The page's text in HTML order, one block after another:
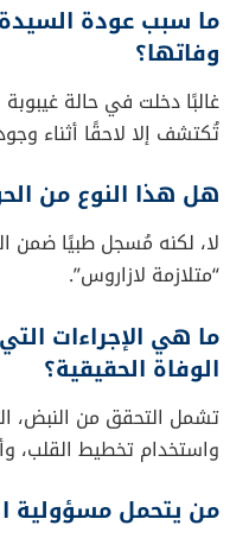
ما سبب عودة السيدة
وفاتها؟
غالبًا دخلت في حالة
تُكتشف إلا لاحقًا أثناء
هل هذا النوع من
لا، لكنه مُسجل طبيًا ضمن
“متلازمة لازاروس”.
ما هي الإجراءات
الوفاة الحقيقية؟
تشمل التحقق من النبض،
واستخدام تخطيط القلب،
من يتحمل مسؤولية